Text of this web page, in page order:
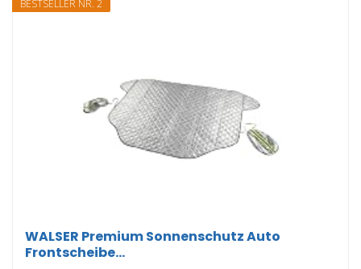
BESTSELLER NR. 2
WALSER Premium Sonnenschutz Auto
Frontscheibe...